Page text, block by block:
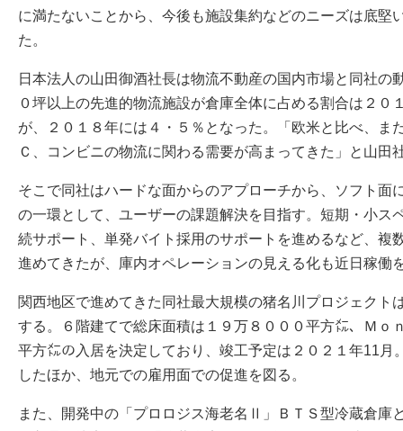
に満たないことから、今後も施設集約などのニーズは底堅
た。
日本法人の山田御酒社長は物流不動産の国内市場と同社の
０坪以上の先進的物流施設が倉庫全体に占める割合は２０
が、２０１８年には４・５％となった。「欧米と比べ、ま
Ｃ、コンビニの物流に関わる需要が高まってきた」と山田
そこで同社はハードな面からのアプローチから、ソフト面
の一環として、ユーザーの課題解決を目指す。短期・小ス
続サポート、単発バイト採用のサポートを進めるなど、複
進めてきたが、庫内オペレーションの見える化も近日稼働
関西地区で進めてきた同社最大規模の猪名川プロジェクト
する。６階建てで総床面積は１９万８０００平方㍍、Ｍｏ
平方㍍の入居を決定しており、竣工予定は２０２１年11月
したほか、地元での雇用面での促進を図る。
また、開発中の「プロロジス海老名Ⅱ」ＢＴＳ型冷蔵倉庫